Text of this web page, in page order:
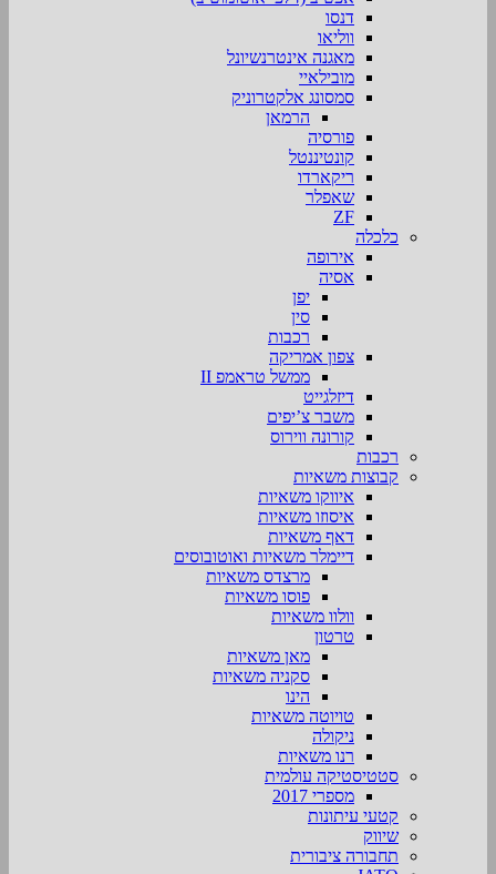
דנסו
ווליאו
מאגנה אינטרנשיונל
מובילאיי
סמסונג אלקטרוניק
הרמאן
פורסיה
קונטיננטל
ריקארדו
שאפלר
ZF
כלכלה
אירופה
אסיה
יפן
סין
רכבות
צפון אמריקה
ממשל טראמפ II
דיזלגייט
משבר צ’יפים
קורונה ווירוס
רכבות
קבוצות משאיות
איווקו משאיות
איסוזו משאיות
דאף משאיות
דיימלר משאיות ואוטובוסים
מרצדס משאיות
פוסו משאיות
וולוו משאיות
טרטון
מאן משאיות
סקניה משאיות
הינו
טויוטה משאיות
ניקולה
רנו משאיות
סטטיסטיקה עולמית
מספרי 2017
קטעי עיתונות
שיווק
תחבורה ציבורית